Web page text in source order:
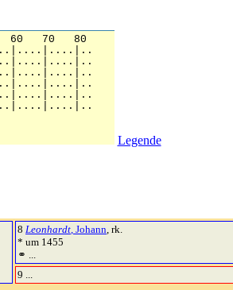
Legende
8 Leonhardt, Johann, rk.
* um 1455
⚭ ...
9 ...